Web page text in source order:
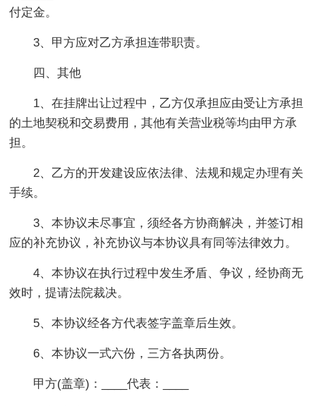
付定金。
3、甲方应对乙方承担连带职责。
四、其他
1、在挂牌出让过程中，乙方仅承担应由受让方承担
的土地契税和交易费用，其他有关营业税等均由甲方承
担。
2、乙方的开发建设应依法律、法规和规定办理有关
手续。
3、本协议未尽事宜，须经各方协商解决，并签订相
应的补充协议，补充协议与本协议具有同等法律效力。
4、本协议在执行过程中发生矛盾、争议，经协商无
效时，提请法院裁决。
5、本协议经各方代表签字盖章后生效。
6、本协议一式六份，三方各执两份。
甲方(盖章)：____代表：____